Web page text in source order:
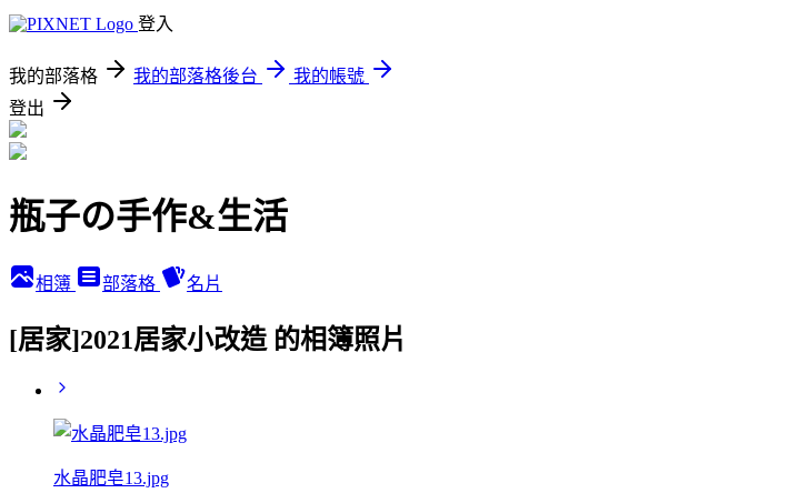
登入
我的部落格 我的部落格後台
我的帳號
登出
瓶子の手作&生活
相簿 部落格 名片
[居家]2021居家小改造 的相簿照片
水晶肥皂13.jpg